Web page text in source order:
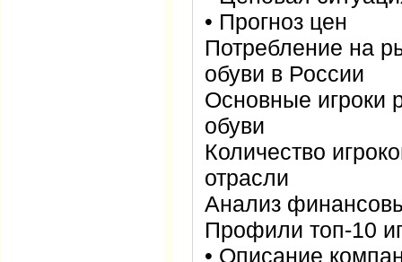
• Прогноз цен
Потребление на
обуви в России
Основные игроки
обуви
Количество
отрасли
Анализ
Профили топ-10
• Описание